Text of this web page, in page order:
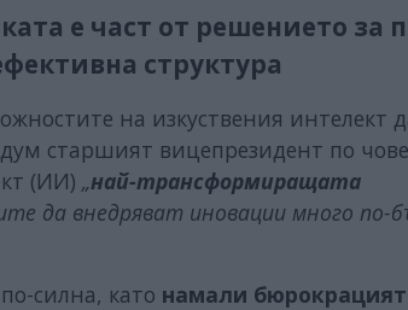
е част от решението за
структура
на изкуствения интелект
старшият вицепрезидент по
(ИИ) „най-трансформиращата
да внедряват иновации много по-
силна, като намали